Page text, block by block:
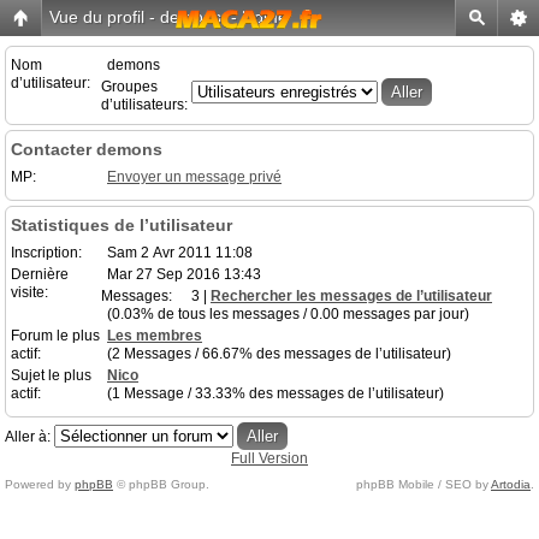
Vue du profil - demons-Home
Nom
d’utilisateur:
demons
Groupes
d’utilisateurs:
Contacter demons
MP: Envoyer un message privé
Statistiques de l’utilisateur
Inscription:
Sam 2 Avr 2011 11:08
Dernière
visite:
Mar 27 Sep 2016 13:43
Messages:
3 |
Rechercher les messages de l’utilisateur
(0.03% de tous les messages / 0.00 messages par jour)
Forum le plus
actif:
Les membres
(2 Messages / 66.67% des messages de l’utilisateur)
Sujet le plus
actif:
Nico
(1 Message / 33.33% des messages de l’utilisateur)
Aller à:
Full Version
Powered by phpBB © phpBB Group. phpBB Mobile / SEO byArtodia